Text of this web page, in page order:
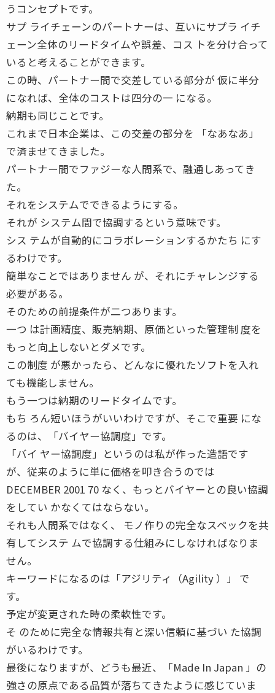
うコンセプトです。
サプ ライチェーンのパートナーは、互いにサプラ イチ
ェーン全体のリードタイムや誤差、コス トを分け合って
いると考えることができます。
この時、パートナー間で交差している部分が 仮に半分
になれば、全体のコストは四分の一 になる。
納期も同じことです。
これまで日本企業は、この交差の部分を 「なあなあ」
で済ませてきました。
パートナー間でファジーな人間系で、融通しあってき
た。
それをシステムでできるようにする。
それが システム間で協調するという意味です。
シス テムが自動的にコラボレーションするかたち にす
るわけです。
簡単なことではありません が、それにチャレンジする
必要がある。
そのための前提条件が二つあります。
一つ は計画精度、販売納期、原価といった管理制 度を
もっと向上しないとダメです。
この制度 が悪かったら、どんなに優れたソフトを入れ
ても機能しません。
もう一つは納期のリードタイムです。
もち ろん短いほうがいいわけですが、そこで重要 にな
るのは、「バイヤー協調度」です。
「バイ ヤー協調度」というのは私が作った造語です
が、従来のように単に価格を叩き合うのでは
DECEMBER 2001 70 なく、もっとバイヤーとの良い協調
をしてい かなくてはならない。
それも人間系ではなく、 モノ作りの完全なスペックを共
有してシステ ムで協調する仕組みにしなければなりま
せん。
キーワードになるのは「アジリティ（Agility ）」 で
す。
予定が変更された時の柔軟性です。
そ のために完全な情報共有と深い信頼に基づい た協調
がいるわけです。
最後になりますが、どうも最近、「Made In Japan 」の
強さの原点である品質が落ちてきたように感じていま